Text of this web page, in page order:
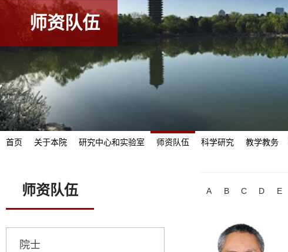
师资队伍
首页 关于本院 研究中心和实验室 师资队伍 科学研究 教学教务
师资队伍
院士
A B C D E